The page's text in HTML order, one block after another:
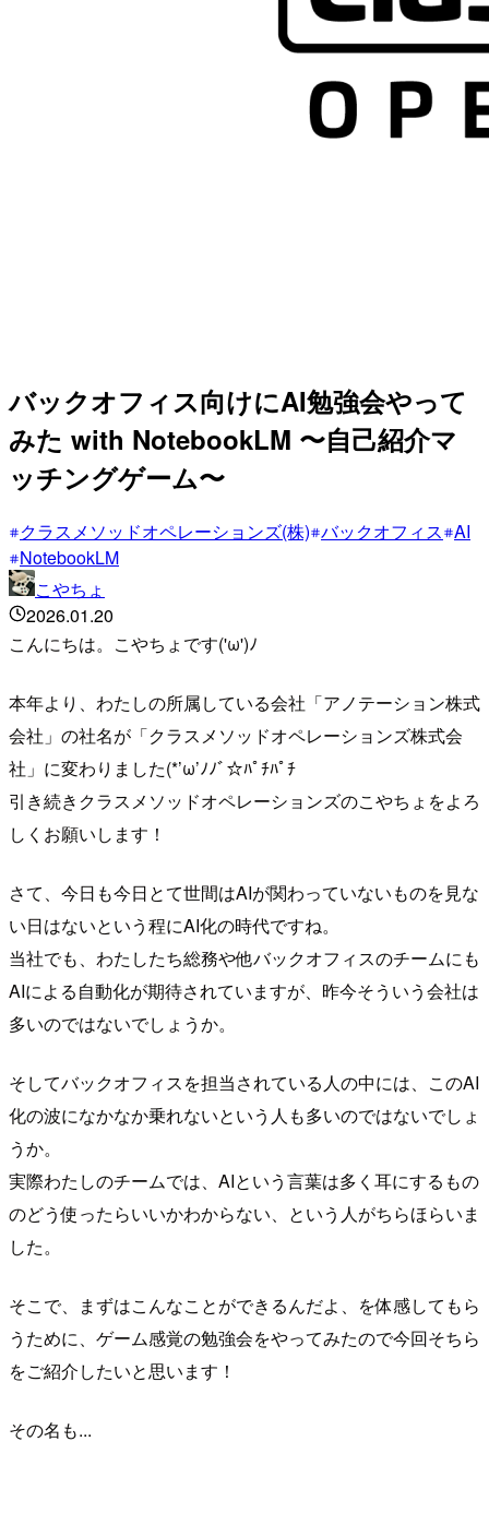
バックオフィス向けにAI勉強会やって
みた with NotebookLM 〜自己紹介マ
ッチングゲーム〜
クラスメソッドオペレーションズ(株) バックオフィス AI
NotebookLM
こやちょ
2026.01.20
こんにちは。こやちょです('ω')ﾉ
本年より、わたしの所属している会社「アノテーション株式
会社」の社名が「クラスメソッドオペレーションズ株式会
社」に変わりました(*’ω’ﾉﾉﾞ☆ﾊﾟﾁﾊﾟﾁ
引き続きクラスメソッドオペレーションズのこやちょをよろ
しくお願いします！
さて、今日も今日とて世間はAIが関わっていないものを見な
い日はないという程にAI化の時代ですね。
当社でも、わたしたち総務や他バックオフィスのチームにも
AIによる自動化が期待されていますが、昨今そういう会社は
多いのではないでしょうか。
そしてバックオフィスを担当されている人の中には、このAI
化の波になかなか乗れないという人も多いのではないでしょ
うか。
実際わたしのチームでは、AIという言葉は多く耳にするもの
のどう使ったらいいかわからない、という人がちらほらいま
した。
そこで、まずはこんなことができるんだよ、を体感してもら
うために、ゲーム感覚の勉強会をやってみたので今回そちら
をご紹介したいと思います！
その名も...